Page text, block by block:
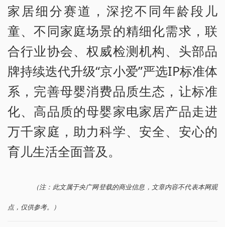
家居细分赛道，深挖不同年龄段儿
童、不同家庭场景的精细化需求，联
合行业协会、权威检测机构、头部品
牌持续迭代升级“京小爱”严选IP标准体
系，完善母婴消费品质生态，让标准
化、高品质的母婴家电家居产品走进
万千家庭，助力科学、安全、安心的
育儿生活全面普及。
（注：此文属于央广网登载的商业信息，文章内容不代表本网观
点，仅供参考。）